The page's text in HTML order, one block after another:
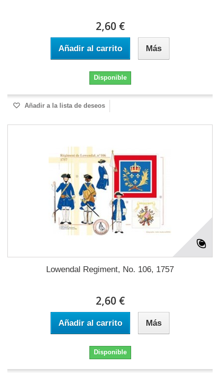
2,60 €
Añadir al carrito Más
Disponible
Añadir a la lista de deseos
Lowendal Regiment, No. 106, 1757
2,60 €
Añadir al carrito Más
Disponible